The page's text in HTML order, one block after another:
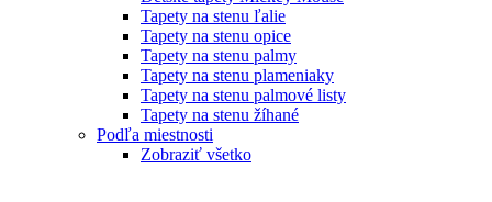
Tapety na stenu ľalie
Tapety na stenu opice
Tapety na stenu palmy
Tapety na stenu plameniaky
Tapety na stenu palmové listy
Tapety na stenu žíhané
Podľa miestnosti
Zobraziť všetko